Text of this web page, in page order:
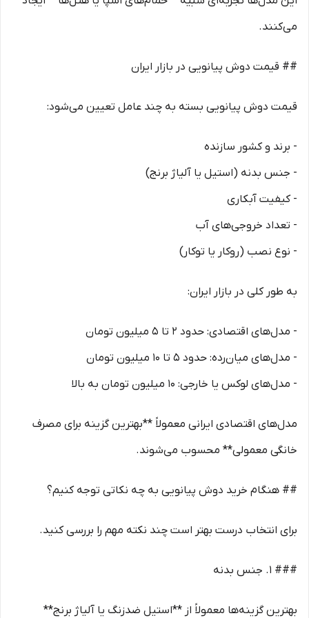
می‌کنند.
## قیمت دوش پیانویی در بازار ایران
قیمت دوش پیانویی بسته به چند عامل تعیین می‌شود:
- برند و کشور سازنده
- جنس بدنه (استیل یا آلیاژ برنج)
- کیفیت آبکاری
- تعداد خروجی‌های آب
- نوع نصب (روکار یا توکار)
به طور کلی در بازار ایران:
- مدل‌های اقتصادی: حدود ۲ تا ۵ میلیون تومان
- مدل‌های میان‌رده: حدود ۵ تا ۱۰ میلیون تومان
- مدل‌های لوکس یا خارجی: ۱۰ میلیون تومان به بالا
مدل‌های اقتصادی ایرانی معمولاً **بهترین گزینه برای مصرف
خانگی معمولی** محسوب می‌شوند.
## هنگام خرید دوش پیانویی به چه نکاتی توجه کنیم؟
برای انتخاب درست بهتر است چند نکته مهم را بررسی کنید.
### 1. جنس بدنه
بهترین گزینه‌ها معمولاً از **استیل ضدزنگ یا آلیاژ برنج**